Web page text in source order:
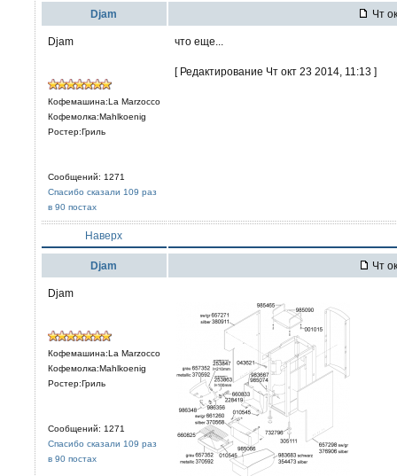
Djam Чт
Djam
Кофемашина:La Marzocco
Кофемолка:Mahlkoenig
Ростер:Гриль
Сообщений: 1271
Спасибо сказали 109 раз
в 90 постах
что еще...
[ Редактирование Чт окт 23 2014, 11:13 ]
Наверх
Djam Чт
Djam
Кофемашина:La Marzocco
Кофемолка:Mahlkoenig
Ростер:Гриль
Сообщений: 1271
Спасибо сказали 109 раз
в 90 постах